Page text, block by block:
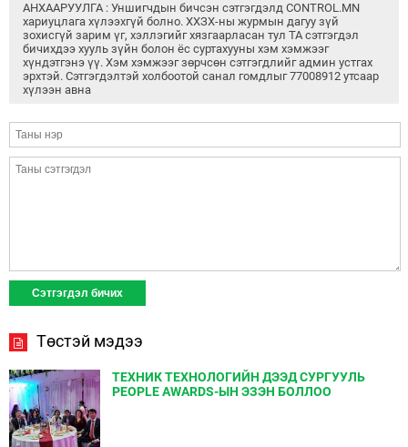
АНХААРУУЛГА : Уншигчдын бичсэн сэтгэгдэлд CONTROL.MN
хариуцлага хүлээхгүй болно. ХХЗХ-ны журмын дагуу зүй
зохисгүй зарим үг, хэллэгийг хязгаарласан тул ТА сэтгэгдэл
бичихдээ хууль зүйн болон ёс суртахууны хэм хэмжээг
хүндэтгэнэ үү. Хэм хэмжээг зөрчсөн сэтгэгдлийг админ устгах
эрхтэй. Сэтгэгдэлтэй холбоотой санал гомдлыг 77008912 утсаар
хүлээн авна
Төстэй мэдээ
ТЕХНИК ТЕХНОЛОГИЙН ДЭЭД СУРГУУЛЬ
PEOPLE AWARDS-ЫН ЭЗЭН БОЛЛОО